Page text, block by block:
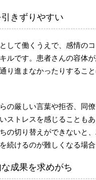
きずりやすい
して働くうえで、感情の
ルです。患者さんの容体
り進まなかったりするこ
の厳しい言葉や拒否、同
ストレスを感じることも
の切り替えができないと
続けるのが難しくなる場合
成果を求めがち